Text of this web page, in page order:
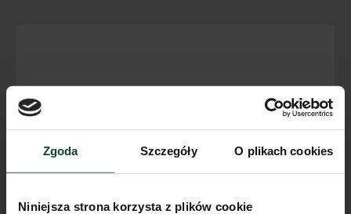
Zgoda Szczegóły O plikach cookies
Niniejsza strona korzysta z plików cookie